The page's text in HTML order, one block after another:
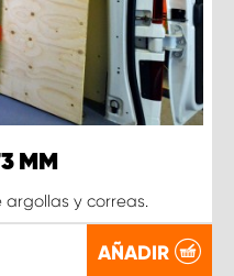
MM
argollas y correas.
AÑADIR